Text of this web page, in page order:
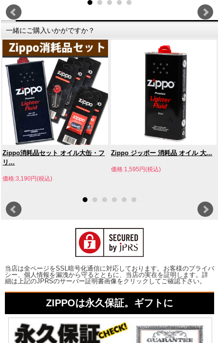
一緒にご購入いかがですか？
Zippo消耗品セット オイル大缶・フ
リ...
価格:3,190円(税込)
Zippo ジッポー 消耗品 オイル 大...
価格:1,595円(税込)
当店は全ページをSSL暗号化通信に対応しております。お客様のプライバ
シー、個人情報を漏洩から守るとともに、当店の実在を証明します。詳
細は上記のJPRSのサーバー証明書画像をクリックしてご確認下さい。
ZIPPOは永久保証。ギフトに